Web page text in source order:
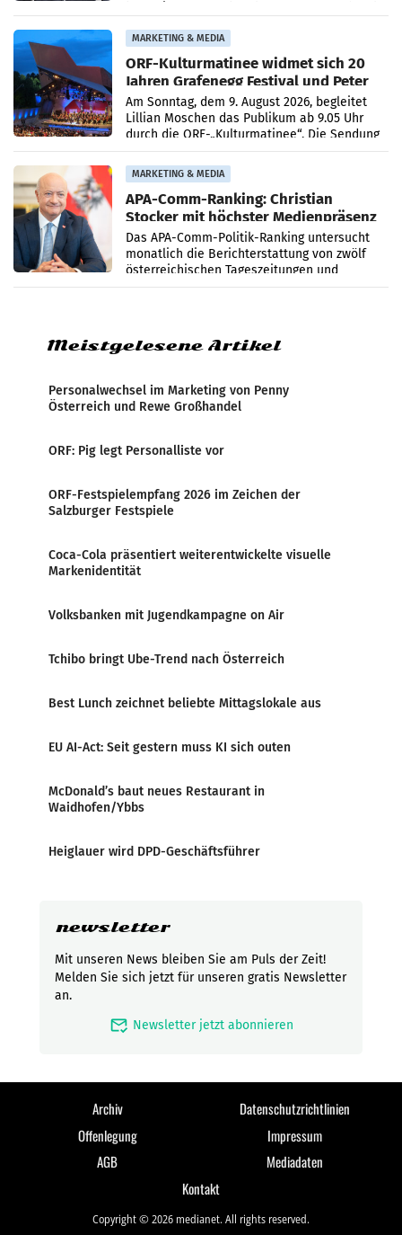
MARKETING & MEDIA
ORF-Kulturmatinee widmet sich 20
Jahren Grafenegg Festival und Peter
Simonischek
Am Sonntag, dem 9. August 2026, begleitet
Lillian Moschen das Publikum ab 9.05 Uhr
durch die ORF-„Kulturmatinee“. Die Sendung
startet mit der Dokumentation „20 Jahre
Grafenegg
MARKETING & MEDIA
APA-Comm-Ranking: Christian
Stocker mit höchster Medienpräsenz
im Juli
Das APA-Comm-Politik-Ranking untersucht
monatlich die Berichterstattung von zwölf
österreichischen Tageszeitungen und
analysiert, welche Politikerinnen und
Meistgelesene Artikel
Personalwechsel im Marketing von Penny
Österreich und Rewe Großhandel
ORF: Pig legt Personalliste vor
ORF-Festspielempfang 2026 im Zeichen der
Salzburger Festspiele
Coca-Cola präsentiert weiterentwickelte visuelle
Markenidentität
Volksbanken mit Jugendkampagne on Air
Tchibo bringt Ube-Trend nach Österreich
Best Lunch zeichnet beliebte Mittagslokale aus
EU AI-Act: Seit gestern muss KI sich outen
McDonald’s baut neues Restaurant in
Waidhofen/Ybbs
Heiglauer wird DPD-Geschäftsführer
newsletter
Mit unseren News bleiben Sie am Puls der Zeit!
Melden Sie sich jetzt für unseren gratis Newsletter
an.
mark_email_read Newsletter jetzt abonnieren
Archiv
Datenschutzrichtlinien
Offenlegung
Impressum
AGB
Mediadaten
Kontakt
Copyright © 2026 medianet. All rights reserved.